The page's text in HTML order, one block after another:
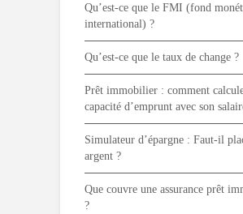
Qu’est-ce que le FMI (fond
international) ?
Qu’est-ce que le taux de change ?
Prêt immobilier : comment
capacité d’emprunt avec son
Simulateur d’épargne : Faut-il
argent ?
Que couvre une assurance prêt
?